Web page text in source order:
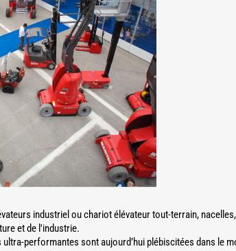
industriel ou chariot élévateur tout-terrain,
et de l'industrie.
ultra-performantes sont aujourd’hui plébiscitées dans